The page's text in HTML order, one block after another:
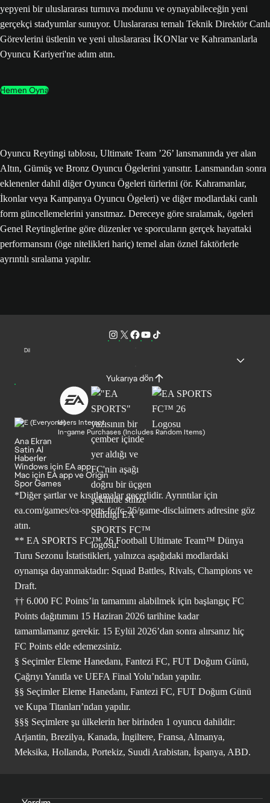
yepyeni bir uluslararası turnuva modunu ve oynayabileceğin yeni
gerçekçi stadyumlar sunuyor. Uluslararası temalı Teknik Direktör Canlı
Görevlerini üstlenin ve yeni uluslararası İKONlar ve Kahramanlarla
Oyuncu Kariyeri'ne adım atın.
Hemen Oyna
Oyuncu Reytingi tablosu, Ultimate Team ’26’ lansmanında yer alan
Altın, Gümüş ve Bronz Oyuncu Ögelerini yansıtır. Lansmandan sonra
eklenenler dahil diğer Oyuncu Ögeleri türlerini (ör. Kahramanlar,
İkonlar veya Kampanya Oyuncu Ögeleri) ve diğer modlardaki canlı
form güncellemelerini yansıtmaz. Dereceye göre sıralamak, ögeleri
Genel Reytinglerine göre düzenler ve sporcuların gerçek hayattaki
performansını (öge nitelikleri hariç) temel alan öznel faktörlerle
ayrıntılı sıralama yapılır.
Dil
Yukarıya dön
Users Interact
In-game Purchases (Includes Random Items)
Ana Ekran
Satin Al
Haberler
Windows için EA app
Mac için EA app ve Origin
Spor Games
*Diğer şartlar ve kısıtlamalar geçerlidir. Ayrıntılar için
ea.com/games/ea-sports-fc/fc-26/game-disclaimers adresine göz
atın.
** EA SPORTS FC™ 26 Football Ultimate Team™ Dünya
Turu Sezonu İstatistikleri, yalnızca aşağıdaki modlardaki
oynanışa dayanmaktadır: Squad Battles, Rivals, Champions ve
Draft.
†† 6.000 FC Points’in tamamını alabilmek için başlangıç FC
Points dağıtımını 15 Haziran 2026 tarihine kadar
tamamlamanız gerekir. 15 Eylül 2026’dan sonra alırsanız hiç
FC Points elde edemezsiniz.
§ Seçimler Eleme Hanedanı, Fantezi FC, FUT Doğum Günü,
Çağrıyı Yanıtla ve UEFA Final Yolu’ndan yapılır.
§§ Seçimler Eleme Hanedanı, Fantezi FC, FUT Doğum Günü
ve Kupa Titanları’ndan yapılır.
§§§ Seçimlere şu ülkelerin her birinden 1 oyuncu dahildir:
Arjantin, Brezilya, Kanada, İngiltere, Fransa, Almanya,
Meksika, Hollanda, Portekiz, Suudi Arabistan, İspanya, ABD.